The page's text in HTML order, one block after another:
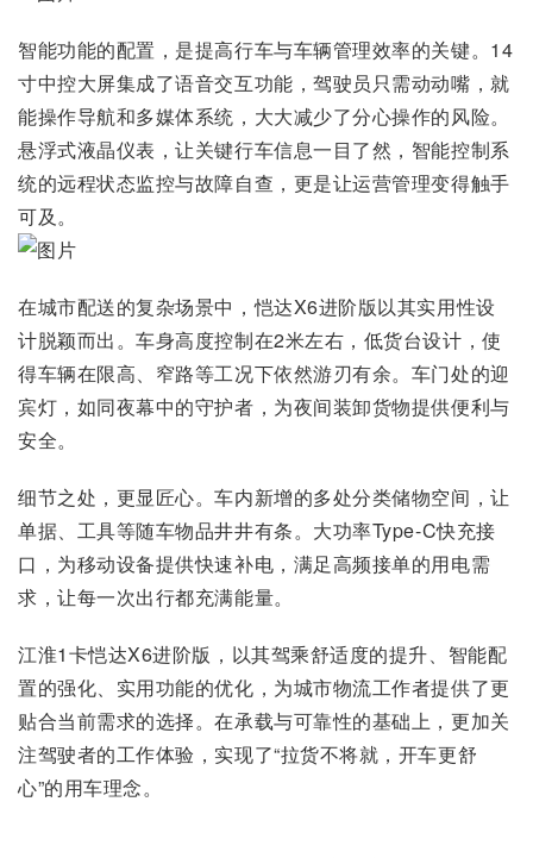
智能功能的配置，是提高行车与车辆管理效率的关键。14
寸中控大屏集成了语音交互功能，驾驶员只需动动嘴，就
能操作导航和多媒体系统，大大减少了分心操作的风险。
悬浮式液晶仪表，让关键行车信息一目了然，智能控制系
统的远程状态监控与故障自查，更是让运营管理变得触手
可及。
在城市配送的复杂场景中，恺达X6进阶版以其实用性设
计脱颖而出。车身高度控制在2米左右，低货台设计，使
得车辆在限高、窄路等工况下依然游刃有余。车门处的迎
宾灯，如同夜幕中的守护者，为夜间装卸货物提供便利与
安全。
细节之处，更显匠心。车内新增的多处分类储物空间，让
单据、工具等随车物品井井有条。大功率Type-C快充接
口，为移动设备提供快速补电，满足高频接单的用电需
求，让每一次出行都充满能量。
江淮1卡恺达X6进阶版，以其驾乘舒适度的提升、智能配
置的强化、实用功能的优化，为城市物流工作者提供了更
贴合当前需求的选择。在承载与可靠性的基础上，更加关
注驾驶者的工作体验，实现了“拉货不将就，开车更舒
心”的用车理念。